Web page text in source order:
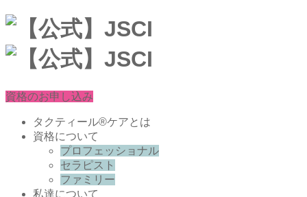
資格のお申し込み
タクティール®ケアとは
資格について
プロフェッショナル
セラピスト
ファミリー
私達について